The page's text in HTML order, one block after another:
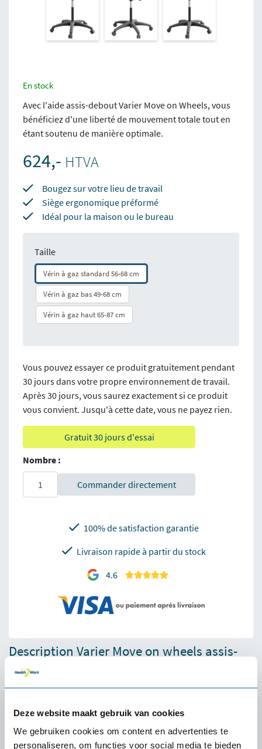
Deze website maakt gebruik van cookies
We gebruiken cookies om content en advertenties te
personaliseren, om functies voor social media te bieden
En stock
Avec l'aide assis-debout Varier Move on Wheels, vous
bénéficiez d'une liberté de mouvement totale tout en
étant soutenu de manière optimale.
624,- HTVA
Bougez sur votre lieu de travail
Siège ergonomique préformé
Idéal pour la maison ou le bureau
Taille
Vérin à gaz standard 56-68 cm
Vérin à gaz bas 49-68 cm
Vérin à gaz haut 65-87 cm
Vous pouvez essayer ce produit gratuitement pendant
30 jours dans votre propre environnement de travail.
Après 30 jours, vous saurez exactement si ce produit
vous convient. Jusqu'à cette date, vous ne payez rien.
Gratuit 30 jours d'essai
Nombre :
Commander directement
100% de satisfaction garantie
Livraison rapide à partir du stock
4.6
Description Varier Move on wheels assis-
debout
L’aide assis-debout Varier Move offre une liberté de
Varier Move normal, mais il est équipé de roues. 1350...
Plus d'informations